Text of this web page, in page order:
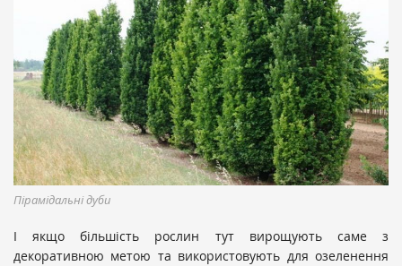
Пірамідальні дуби
І якщо більшість рослин тут вирощують саме з
декоративною метою та використовують для озеленення